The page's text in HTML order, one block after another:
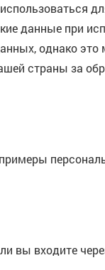
данные при
однако
страны за
вы входите